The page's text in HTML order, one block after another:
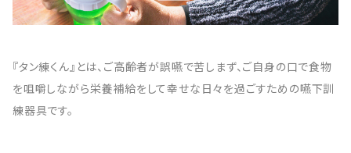
『タン練くん』とは、ご高齢者が誤嚥で苦しまず、ご自身の口で食物
を咀嚼しながら栄養補給をして幸せな日々を過ごすための嚥下訓
練器具です。